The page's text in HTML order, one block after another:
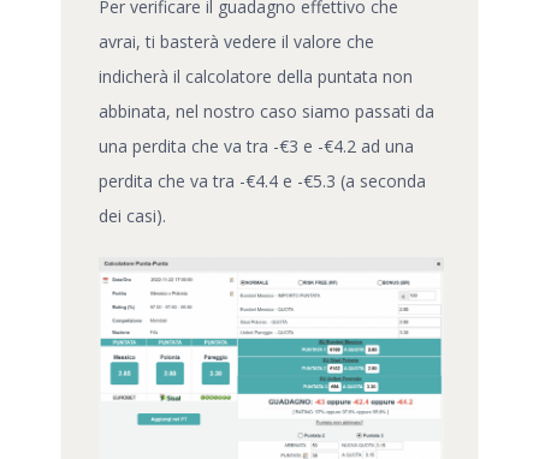
Per verificare il guadagno effettivo che
avrai, ti basterà vedere il valore che
indicherà il calcolatore della puntata non
abbinata, nel nostro caso siamo passati da
una perdita che va tra -€3 e -€4.2 ad una
perdita che va tra -€4.4 e -€5.3 (a seconda
dei casi).